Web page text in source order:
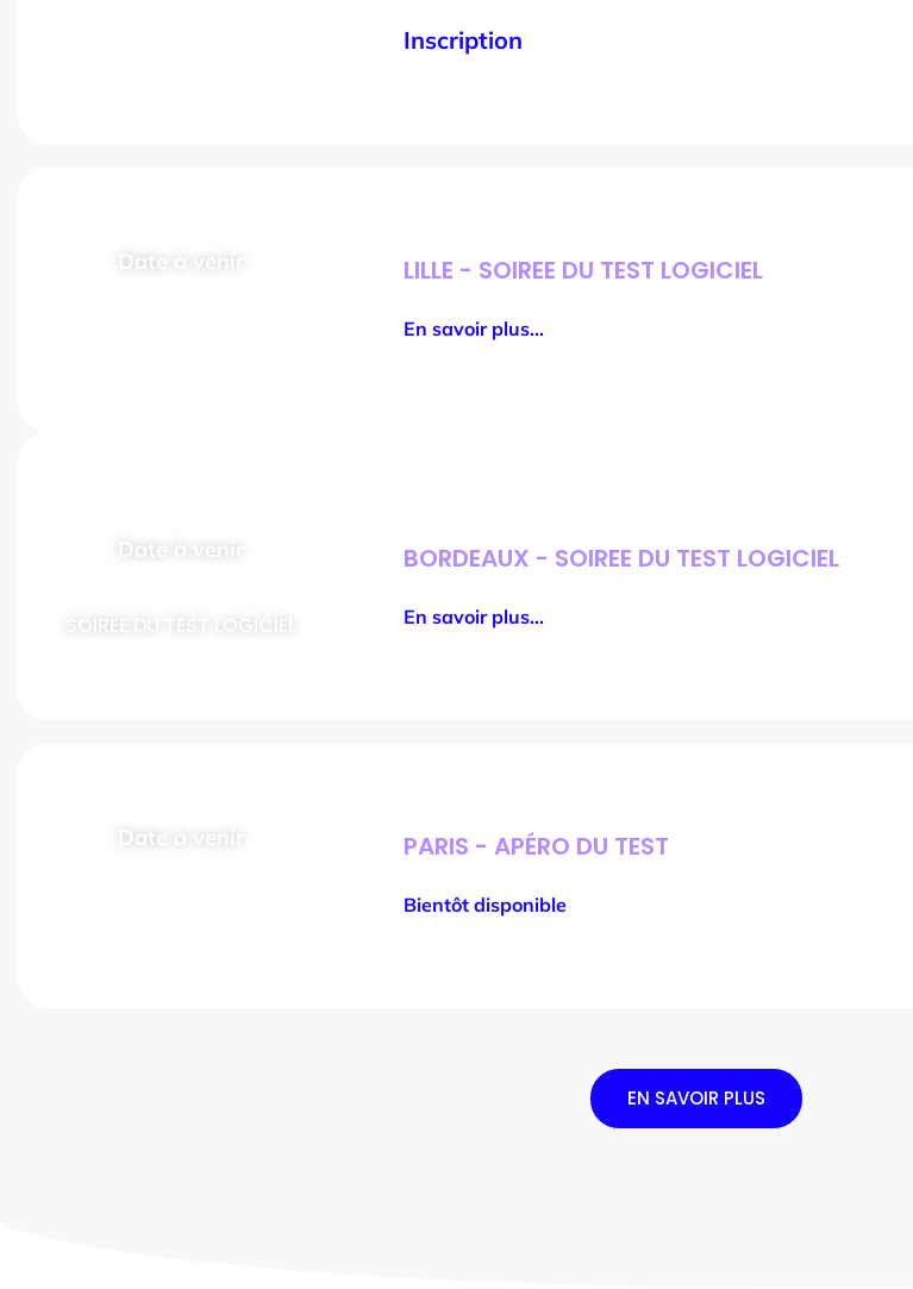
Inscription
Date à venir LILLE - SOIREE DU TEST LOGICIEL
En savoir plus...
Date à venir
SOIREE DU TEST LOGICIEL
BORDEAUX - SOIREE DU TEST LOGICIEL
En savoir plus...
Date à venir PARIS - APÉRO DU TEST
Bientôt disponible
EN SAVOIR PLUS